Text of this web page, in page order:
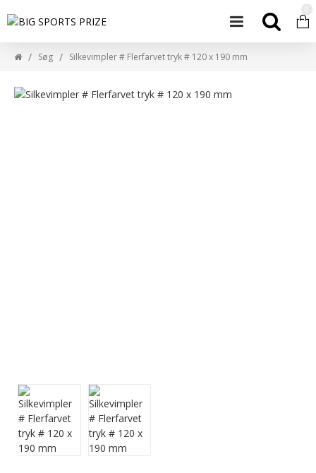
Søg Silkevimpler # Flerfarvet tryk # 120 x 190 mm